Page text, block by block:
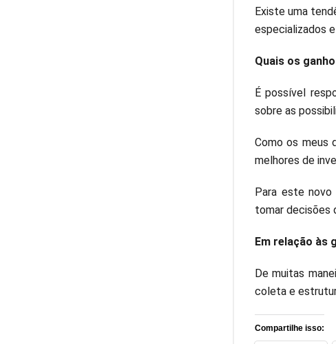
Existe uma
especializados
Quais os
É possível
sobre as
Como os meus
melhores de
Para este novo
tomar decisões
Em relação às
De muitas
coleta e
Compartilhe isso: